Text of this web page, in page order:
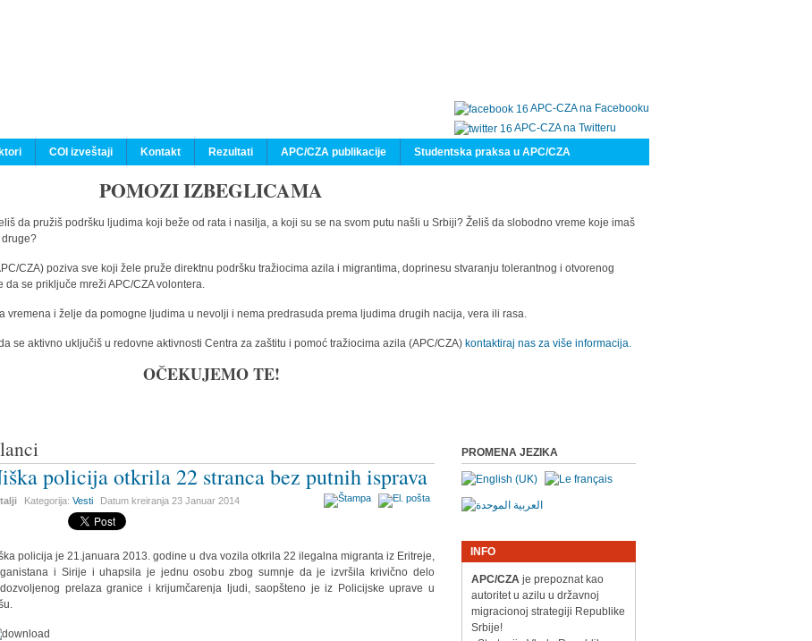
APC-CZA na Facebooku
APC-CZA na Twitteru
COI izveštaji Kontakt Rezultati APC/CZA publikacije Studentska praksa u APC/CZA
POMOZI IZBEGLICAMA
da pružiš podršku ljudima koji beže od rata i nasilja, a koji su se na svom putu našli u Srbiji? Želiš da slobodno vreme koje imaš
druge?
CZA) poziva sve koji žele pruže direktnu podršku tražiocima azila i migrantima, doprinesu stvaranju tolerantnog i otvorenog
se priključe mreži APC/CZA volontera.
vremena i želje da pomogne ljudima u nevolji i nema predrasuda prema ljudima drugih nacija, vera ili rasa.
se aktivno uključiš u redovne aktivnosti Centra za zaštitu i pomoć tražiocima azila (APC/CZA) kontaktiraj nas za više informacija.
OČEKUJEMO TE!
policija otkrila 22 stranca bez putnih isprava
Kategorija:Vesti Datum kreiranja23 Januar 2014
policija je 21.januara 2013. godine u dva vozila otkrila 22 ilegalna migranta iz Eritreje,
i Sirije i uhapsila je jednu osobu zbog sumnje da je izvršila krivično delo
prelaza granice i krijumčarenja ljudi, saopšteno je iz Policijske uprave u
PROMENA JEZIKA
INFO
APC/CZAje prepoznat kao
autoritet u azilu u državnoj
migracionoj strategiji Republike
Srbije!